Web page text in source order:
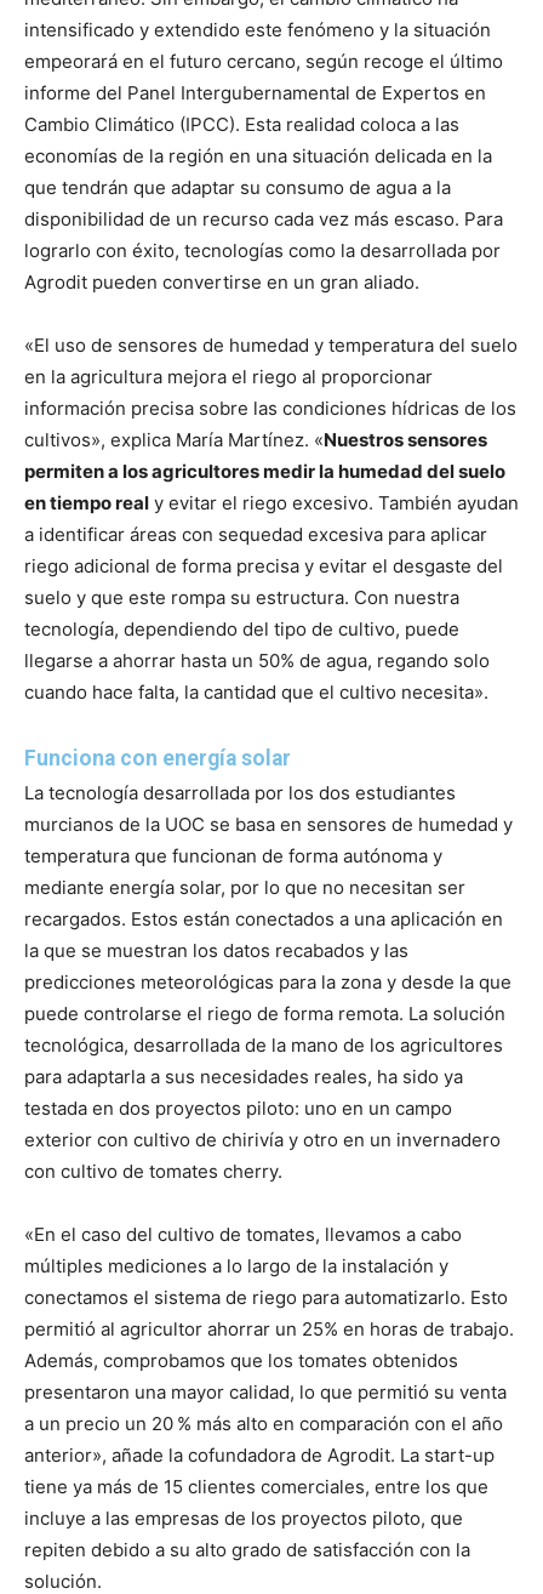
intensificado y extendido este fenómeno y la situación
empeorará en el futuro cercano, según recoge el último
informe del Panel Intergubernamental de Expertos en
Cambio Climático (IPCC). Esta realidad coloca a las
economías de la región en una situación delicada en la
que tendrán que adaptar su consumo de agua a la
disponibilidad de un recurso cada vez más escaso. Para
lograrlo con éxito, tecnologías como la desarrollada por
Agrodit pueden convertirse en un gran aliado.
«El uso de sensores de humedad y temperatura del suelo
en la agricultura mejora el riego al proporcionar
información precisa sobre las condiciones hídricas de los
cultivos», explica María Martínez. «Nuestros sensores
permiten a los agricultores medir la humedad del suelo
en tiempo real y evitar el riego excesivo. También ayudan
a identificar áreas con sequedad excesiva para aplicar
riego adicional de forma precisa y evitar el desgaste del
suelo y que este rompa su estructura. Con nuestra
tecnología, dependiendo del tipo de cultivo, puede
llegarse a ahorrar hasta un 50% de agua, regando solo
cuando hace falta, la cantidad que el cultivo necesita».
Funciona con energía solar
La tecnología desarrollada por los dos estudiantes
murcianos de la UOC se basa en sensores de humedad y
temperatura que funcionan de forma autónoma y
mediante energía solar, por lo que no necesitan ser
recargados. Estos están conectados a una aplicación en
la que se muestran los datos recabados y las
predicciones meteorológicas para la zona y desde la que
puede controlarse el riego de forma remota. La solución
tecnológica, desarrollada de la mano de los agricultores
para adaptarla a sus necesidades reales, ha sido ya
testada en dos proyectos piloto: uno en un campo
exterior con cultivo de chirivía y otro en un invernadero
con cultivo de tomates cherry.
«En el caso del cultivo de tomates, llevamos a cabo
múltiples mediciones a lo largo de la instalación y
conectamos el sistema de riego para automatizarlo. Esto
permitió al agricultor ahorrar un 25% en horas de trabajo.
Además, comprobamos que los tomates obtenidos
presentaron una mayor calidad, lo que permitió su venta
a un precio un 20 % más alto en comparación con el año
anterior», añade la cofundadora de Agrodit. La start-up
tiene ya más de 15 clientes comerciales, entre los que
incluye a las empresas de los proyectos piloto, que
repiten debido a su alto grado de satisfacción con la
solución.